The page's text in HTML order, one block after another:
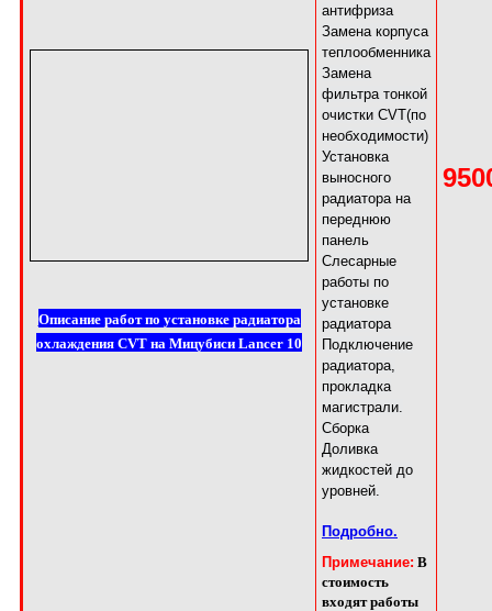
Описание работ по установке радиатора
охлаждения CVT на Мицубиси Lancer 10
антифриза
Замена корпуса
теплообменника
Замена
фильтра тонкой
очистки CVT(по
необходимости)
Установка
выносного
радиатора на
переднюю
панель
Слесарные
работы по
установке
радиатора
Подключение
радиатора,
прокладка
магистрали.
Сборка
Доливка
жидкостей до
уровней.
Подробно.
Примечание: В
стоимость
входят работы